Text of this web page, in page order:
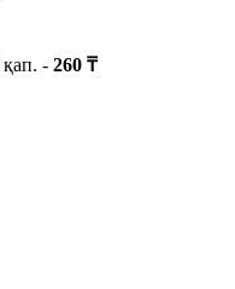
қап. - 260 ₸